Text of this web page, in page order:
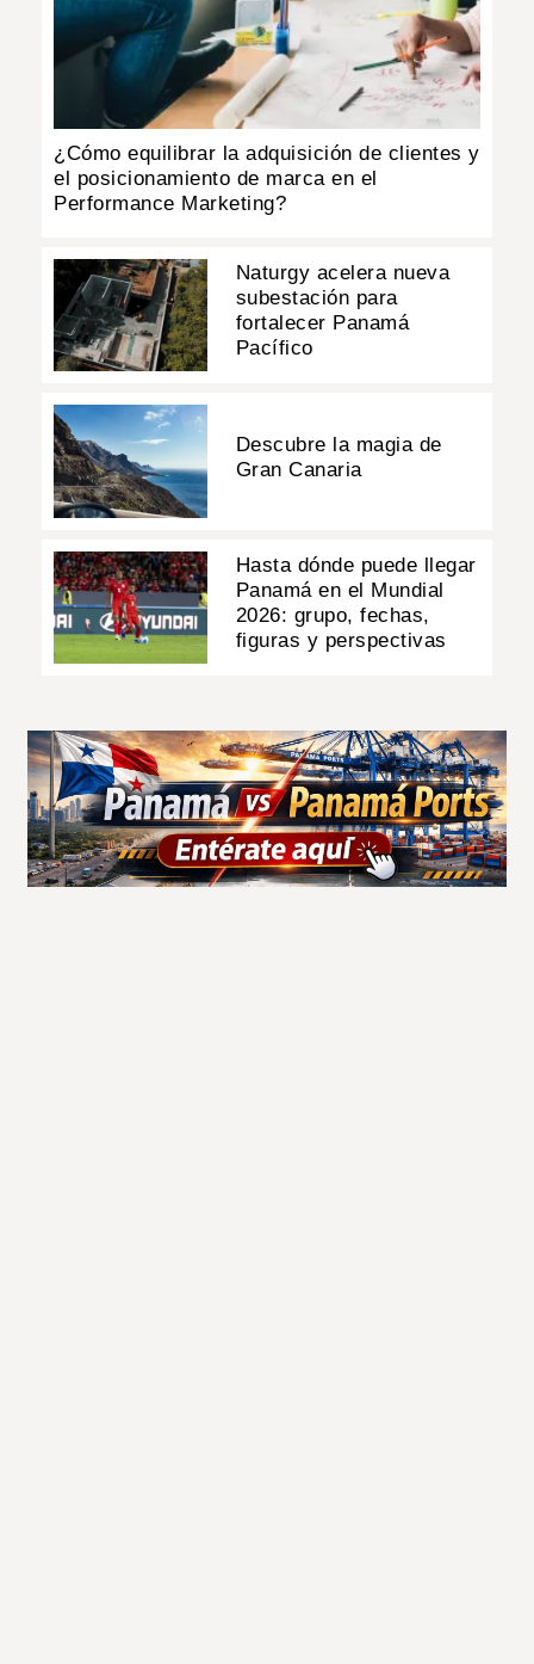
¿Cómo equilibrar la adquisición de clientes y
el posicionamiento de marca en el
Performance Marketing?
Naturgy acelera nueva
subestación para
fortalecer Panamá
Pacífico
Descubre la magia de
Gran Canaria
Hasta dónde puede llegar
Panamá en el Mundial
2026: grupo, fechas,
figuras y perspectivas